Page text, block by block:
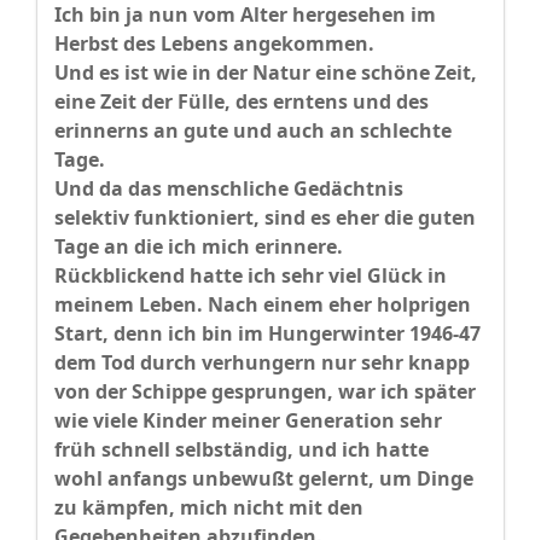
Ich bin ja nun vom Alter hergesehen im
Herbst des Lebens angekommen.
Und es ist wie in der Natur eine schöne Zeit,
eine Zeit der Fülle, des erntens und des
erinnerns an gute und auch an schlechte
Tage.
Und da das menschliche Gedächtnis
selektiv funktioniert, sind es eher die guten
Tage an die ich mich erinnere.
Rückblickend hatte ich sehr viel Glück in
meinem Leben. Nach einem eher holprigen
Start, denn ich bin im Hungerwinter 1946-47
dem Tod durch verhungern nur sehr knapp
von der Schippe gesprungen, war ich später
wie viele Kinder meiner Generation sehr
früh schnell selbständig, und ich hatte
wohl anfangs unbewußt gelernt, um Dinge
zu kämpfen, mich nicht mit den